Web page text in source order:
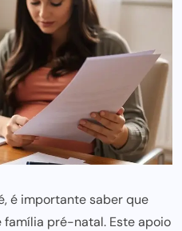
é importante saber que
pré-natal. Este apoio